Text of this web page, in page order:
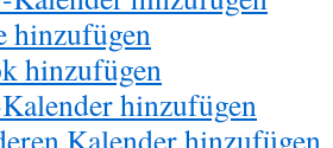
hinzufügen
hinzufügen
hinzufügen
Kalender hinzufügen